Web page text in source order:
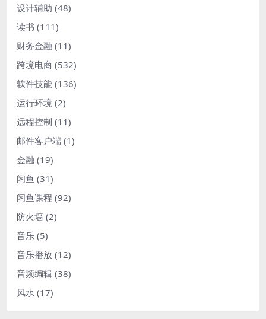
设计辅助 (48)
读书 (111)
财务金融 (11)
跨境电商 (532)
软件技能 (136)
运行环境 (2)
远程控制 (11)
邮件客户端 (1)
金融 (19)
闲鱼 (31)
闲鱼课程 (92)
防火墙 (2)
音乐 (5)
音乐播放 (12)
音频编辑 (38)
风水 (17)